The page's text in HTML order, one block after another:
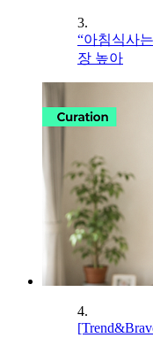
3.
“아침식사
장 높아
4.